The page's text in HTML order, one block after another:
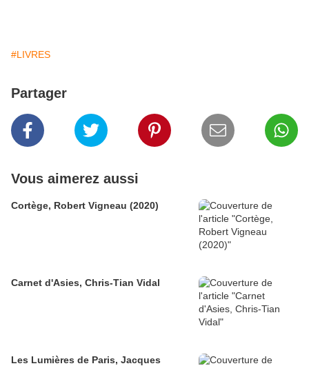
#LIVRES
Partager
Vous aimerez aussi
Cortège, Robert Vigneau (2020)
Carnet d'Asies, Chris-Tian Vidal
Les Lumières de Paris, Jacques